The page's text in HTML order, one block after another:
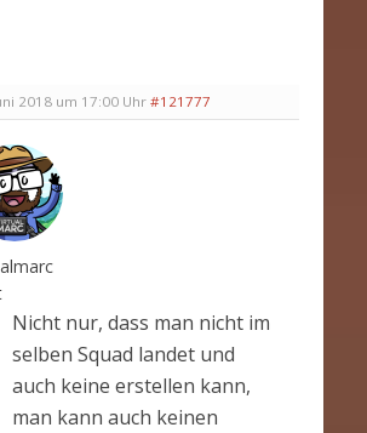
2018 um 17:00 Uhr #121777
Nicht nur, dass man nicht im
selben Squad landet und
auch keine erstellen kann,
man kann auch keinen